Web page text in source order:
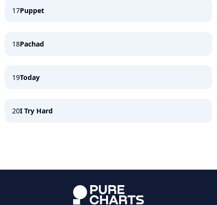
17Puppet
18Pachad
19Today
20I Try Hard